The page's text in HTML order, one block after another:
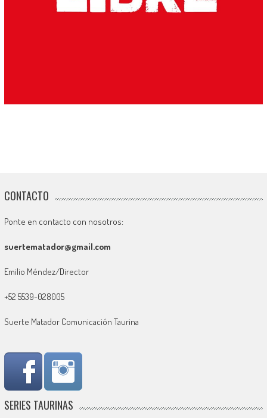
CONTACTO
Ponte en contacto con nosotros:
suertematador@gmail.com
Emilio Méndez/Director
+52 5539-028005
Suerte Matador Comunicación Taurina
SERIES TAURINAS